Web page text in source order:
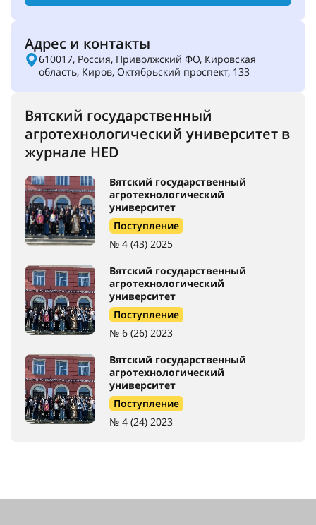
Адрес и контакты
610017, Россия, Приволжский ФО, Кировская
область, Киров, Октябрьский проспект, 133
Вятский государственный
агротехнологический университет в
журнале HED
Вятский государственный
агротехнологический
университет
Поступление
№ 4 (43) 2025
Вятский государственный
агротехнологический
университет
Поступление
№ 6 (26) 2023
Вятский государственный
агротехнологический
университет
Поступление
№ 4 (24) 2023